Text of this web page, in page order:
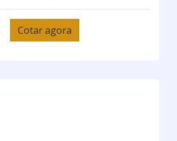
Cotar agora